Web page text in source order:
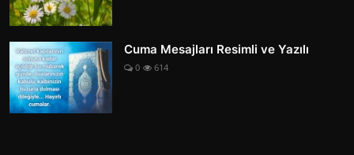
Cuma Mesajları Resimli ve Yazılı
0 614